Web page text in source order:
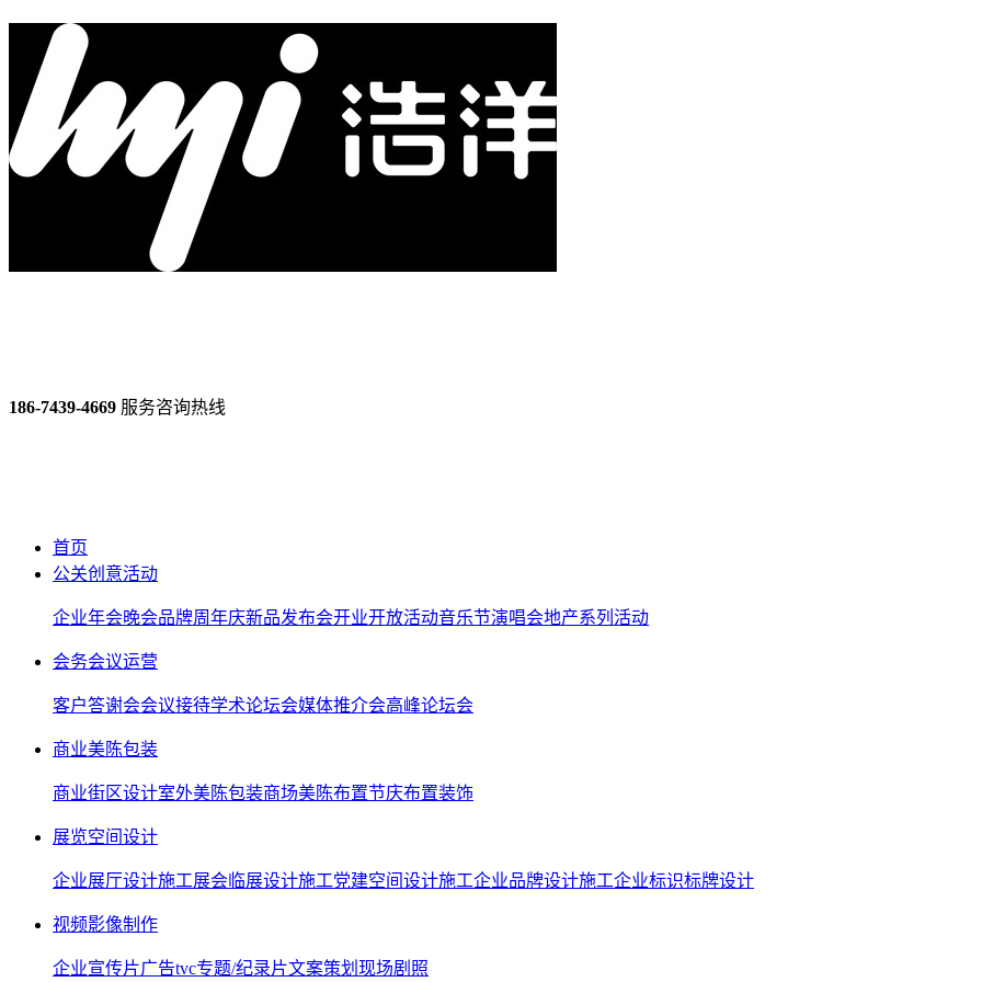
186-7439-4669 服务咨询热线
首页
公关创意活动
企业年会晚会品牌周年庆新品发布会开业开放活动音乐节演唱会地产系列活动
会务会议运营
客户答谢会会议接待学术论坛会媒体推介会高峰论坛会
商业美陈包装
商业街区设计室外美陈包装商场美陈布置节庆布置装饰
展览空间设计
企业展厅设计施工展会临展设计施工党建空间设计施工企业品牌设计施工企业标识标牌设计
视频影像制作
企业宣传片广告tvc专题/纪录片文案策划 现场剧照